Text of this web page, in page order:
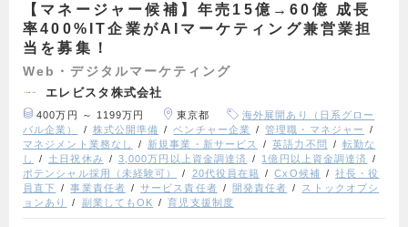
【マネージャー候補】年売15億→60億 成長
率400%IT企業がAIマーケティング兼営業担
当を募集！
Web・デジタルマーケティング
エレビスタ株式会社
400万円 ～ 1199万円 東京都
海外展開あり（日系グロー
バル企業）
株式公開準備 ベンチャー企業
管理職・マネジャー
マネジメント業務なし
新規事業・新サービス 英語力不問
転勤な
し
土日祝休み 3,000万円以上資金調達済
1億円以上資金調達済
ポテンシャル採用（未経験可）
20代役員在籍 CxO候補
社長・役
員直下
事業責任者 サービス責任者 開発責任者
ストックオプシ
ョンあり
副業してもOK 育児支援制度